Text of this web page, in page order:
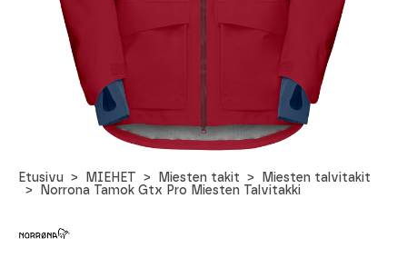
Etusivu MIEHET Miesten takit
Miesten talvitakit
Norrona Tamok Gtx Pro Miesten Talvitakki